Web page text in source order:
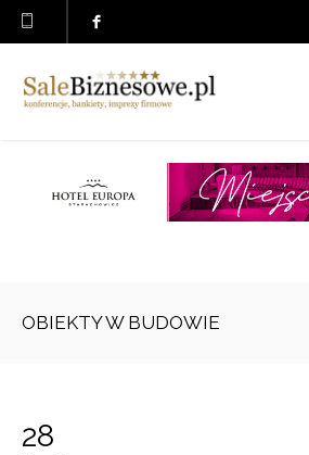
OBIEKTY W BUDOWIE
28